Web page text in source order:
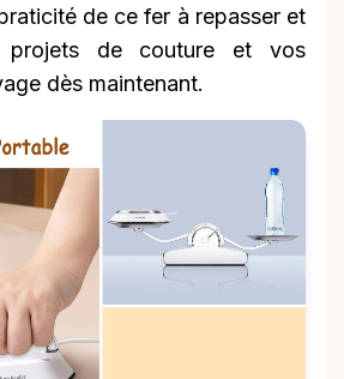
de ce fer à repasser et
projets de couture et vos
dès maintenant.